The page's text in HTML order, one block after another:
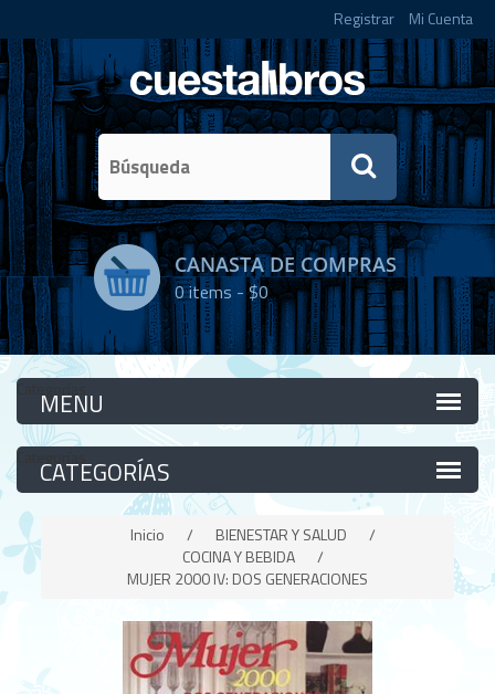
Registrar Mi Cuenta
CANASTA DE COMPRAS
0items -$0
Categorías
Categorías
Inicio / BIENESTAR Y SALUD
/
COCINA Y BEBIDA
/
MUJER 2000 IV: DOS GENERACIONES